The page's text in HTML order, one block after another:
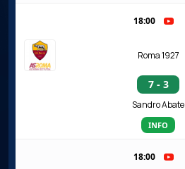
18:00
Roma 1927
7 - 3
Sandro Abate
INFO
18:00